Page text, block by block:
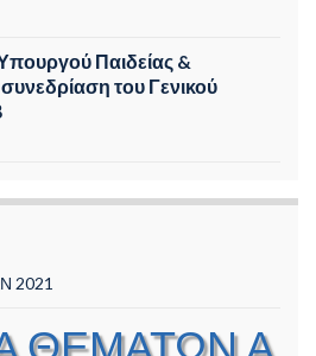
Παιδείας &
του Γενικού
2021